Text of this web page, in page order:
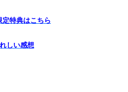
特典はこちら
しい感想